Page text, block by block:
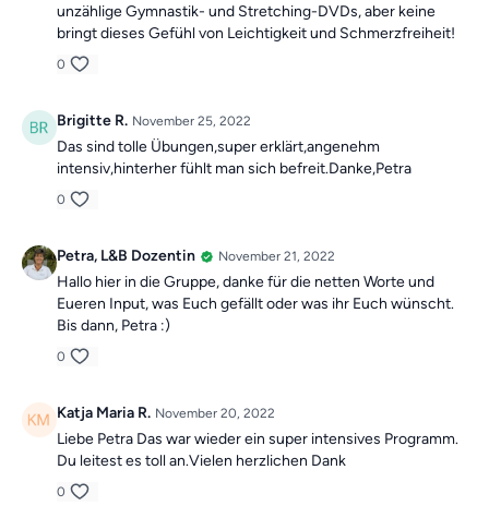
unzählige Gymnastik- und Stretching-DVDs, aber keine
bringt dieses Gefühl von Leichtigkeit und Schmerzfreiheit!
0
Brigitte R. November 25, 2022
Das sind tolle Übungen,super erklärt,angenehm
intensiv,hinterher fühlt man sich befreit.Danke,Petra
0
Petra, L&B Dozentin November 21, 2022
Hallo hier in die Gruppe, danke für die netten Worte und
Eueren Input, was Euch gefällt oder was ihr Euch wünscht.
Bis dann, Petra :)
0
Katja Maria R. November 20, 2022
Liebe Petra Das war wieder ein super intensives Programm.
Du leitest es toll an.Vielen herzlichen Dank
0